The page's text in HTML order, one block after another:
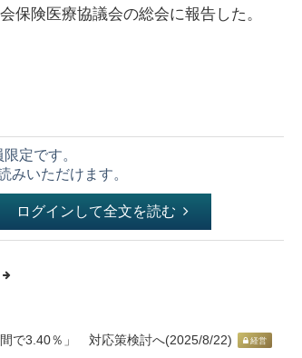
保険医療協議会の総会に報告した。
定です。
みいただけます。
ログインして全文を読む
で3.40％」 対応策検討へ(2025/8/22) 経営